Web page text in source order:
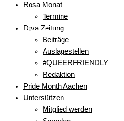
Rosa Monat
Termine
D¡va Zeitung
Beiträge
Auslagestellen
#QUEERFRIENDLY
Redaktion
Pride Month Aachen
Unterstützen
Mitglied werden